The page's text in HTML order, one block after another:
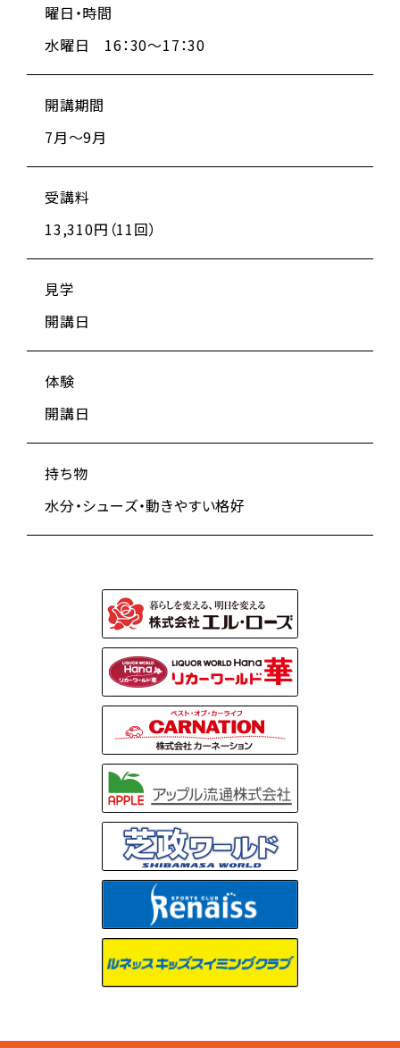
曜日・時間
水曜日 16：30～17：30
開講期間
7月～9月
受講料
13,310円（11回）
見学
開講日
体験
開講日
持ち物
水分・シューズ・動きやすい格好